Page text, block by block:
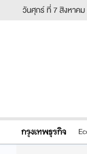
วันศุกร์ ที่ 7 สิงหาค